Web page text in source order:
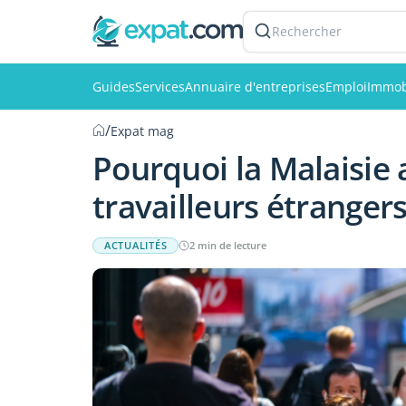
Rechercher
GuidesServicesAnnuaire d'entreprisesEmploi
/Expat mag
Pourquoi la Malaisie
travailleurs étrangers
ACTUALITÉS 2 min de lecture